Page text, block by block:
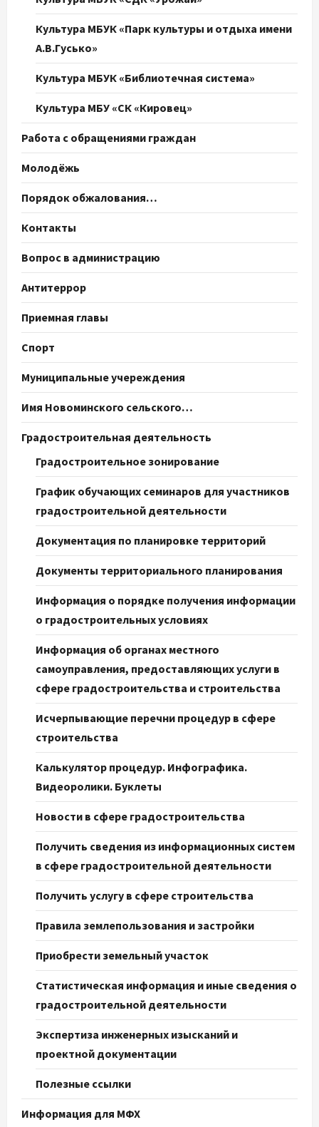
Культура МБУК «Парк культуры и отдыха имени
А.В.Гусько»
Культура МБУК «Библиотечная система»
Культура МБУ «СК «Кировец»
Работа с обращениями граждан
Молодёжь
Порядок обжалования…
Контакты
Вопрос в администрацию
Антитеррор
Приемная главы
Спорт
Муниципальные учереждения
Имя Новоминского сельского…
Градостроительная деятельность
Градостроительное зонирование
График обучающих семинаров для участников
градостроительной деятельности
Документация по планировке территорий
Документы территориального планирования
Информация о порядке получения информации
о градостроительных условиях
Информация об органах местного
самоуправления, предоставляющих услуги в
сфере градостроительства и строительства
Исчерпывающие перечни процедур в сфере
строительства
Калькулятор процедур. Инфографика.
Видеоролики. Буклеты
Новости в сфере градостроительства
Получить сведения из информационных систем
в сфере градостроительной деятельности
Получить услугу в сфере строительства
Правила землепользования и застройки
Приобрести земельный участок
Статистическая информация и иные сведения о
градостроительной деятельности
Экспертиза инженерных изысканий и
проектной документации
Полезные ссылки
Информация для МФХ